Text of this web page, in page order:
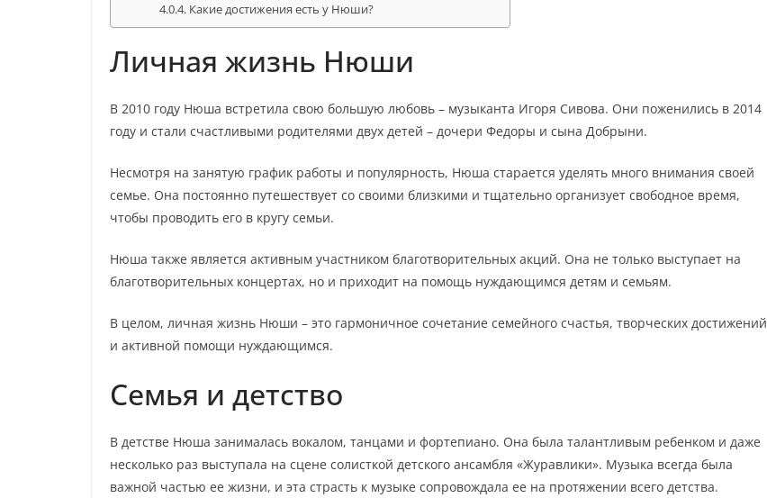
Какие достижения есть у Нюши?
Личная жизнь Нюши
В 2010 году Нюша встретила свою большую любовь – музыканта Игоря Сивова. Они поженились в 2014
году и стали счастливыми родителями двух детей – дочери Федоры и сына Добрыни.
Несмотря на занятую график работы и популярность, Нюша старается уделять много внимания своей
семье. Она постоянно путешествует со своими близкими и тщательно организует свободное время,
чтобы проводить его в кругу семьи.
Нюша также является активным участником благотворительных акций. Она не только выступает на
благотворительных концертах, но и приходит на помощь нуждающимся детям и семьям.
В целом, личная жизнь Нюши – это гармоничное сочетание семейного счастья, творческих достижений
и активной помощи нуждающимся.
Семья и детство
В детстве Нюша занималась вокалом, танцами и фортепиано. Она была талантливым ребенком и даже
несколько раз выступала на сцене солисткой детского ансамбля «Журавлики». Музыка всегда была
важной частью ее жизни, и эта страсть к музыке сопровождала ее на протяжении всего детства.